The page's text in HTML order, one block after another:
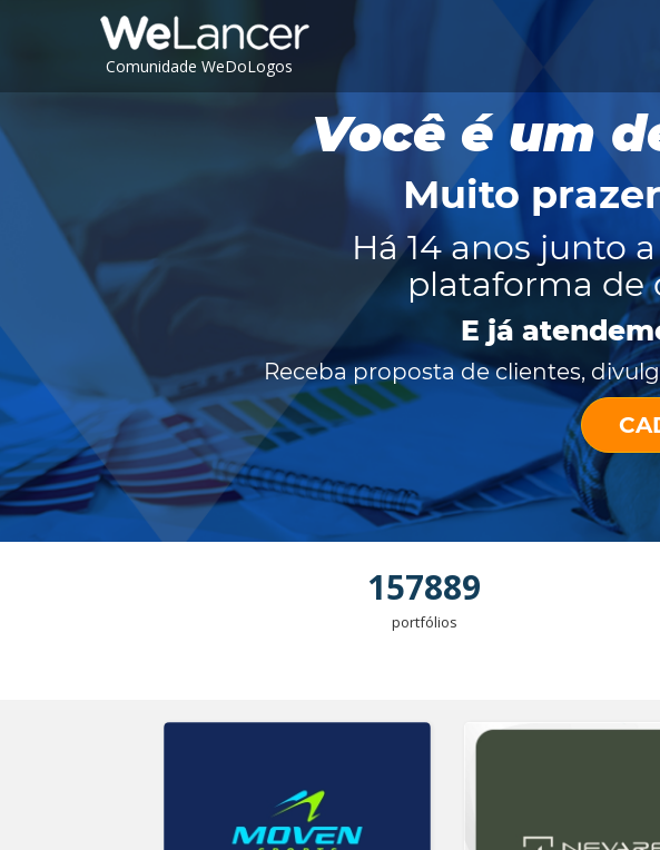
Comunidade WeDoLogos
Você é um
Muito
Há 14 anos junto
plataforma de
E já
Receba proposta de clientes,
157889
portfólios